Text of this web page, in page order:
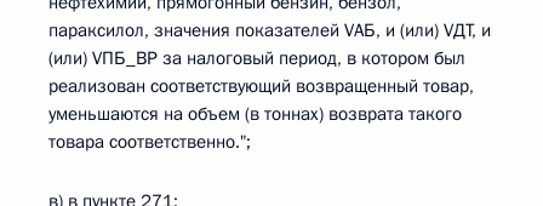
параксилол, значения показателей VАБ, и (или) VДТ, и
(или) VПБ_ВР за налоговый период, в котором был
реализован соответствующий возвращенный товар,
уменьшаются на объем (в тоннах) возврата такого
товара соответственно.";
в) в пункте 271: